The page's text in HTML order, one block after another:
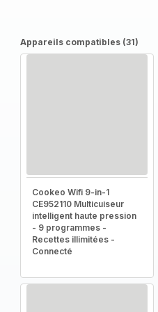
Appareils compatibles (31)
Cookeo Wifi 9-in-1
CE952110 Multicuiseur
intelligent haute pression
- 9 programmes -
Recettes illimitées -
Connecté